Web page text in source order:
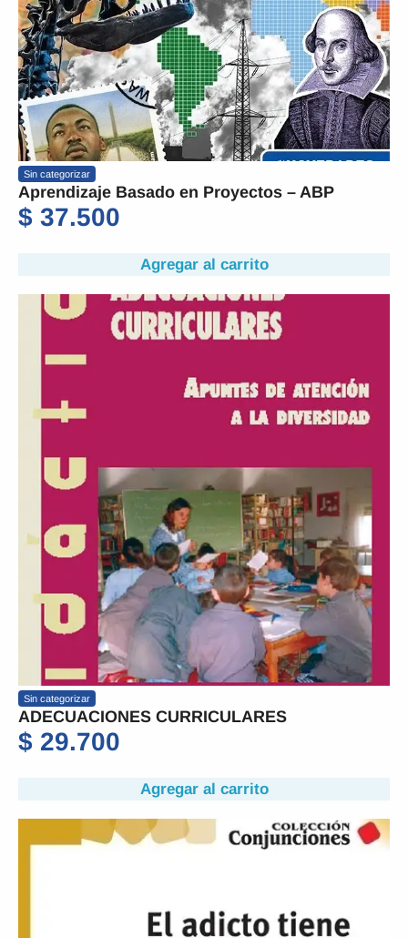
Sin categorizar
Aprendizaje Basado en Proyectos – ABP
$ 37.500
Agregar al carrito
Sin categorizar
ADECUACIONES CURRICULARES
$ 29.700
Agregar al carrito